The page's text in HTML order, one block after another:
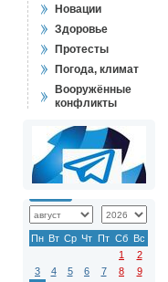
Новации
Здоровье
Протесты
Погода, климат
Вооружённые
конфликты
Пн Вт Ср Чт Пт Сб Вс
1
2
3
4 5 6 7 8
9